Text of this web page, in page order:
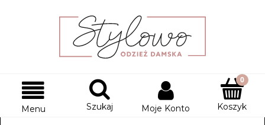
Menu Szukaj Moje Konto Koszyk